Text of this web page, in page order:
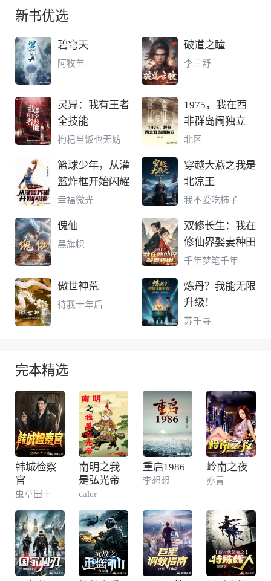
新书优选
碧穹天
阿牧羊
破道之瞳
李三舒
灵异：我有王者
全技能
枸杞当饭也无妨
1975，我在西
非群岛闹独立
北区
篮球少年，从灌
篮炸框开始闪耀
幸福微光
穿越大燕之我是
北凉王
我不爱吃柿子
傀仙
黑旗帜
双修长生：我在
修仙界娶妻种田
千年梦笔千年
傲世神荒
待我十年后
炼丹？我能无限
升级！
苏千寻
完本精选
韩城检察
官
虫草田十
南明之我
是弘光帝
caler
重启1986
李想想
岭南之夜
亦青